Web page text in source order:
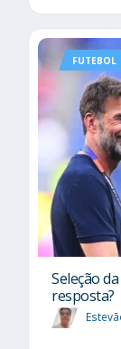
FUTEBOL
Seleção
resposta?